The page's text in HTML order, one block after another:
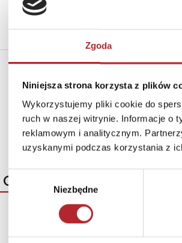
Zgoda
Niniejsza strona korzysta z plików
Wykorzystujemy pliki cookie do
ruch w naszej witrynie. Informacje o
reklamowym i analitycznym.
uzyskanymi podczas korzystania z
Wybór
zgody
Niezbędne
Schmidt Puzzle
4001504589974
2022-05-20
Zabawki
Schmidt Spiele GmbH